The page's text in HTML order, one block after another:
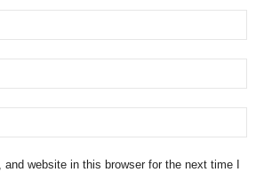
website in this browser for the next time I